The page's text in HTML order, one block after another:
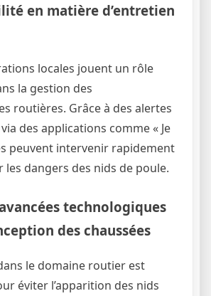
en matière d’entretien
locales jouent un rôle
la gestion des
routières. Grâce à des alertes
des applications comme « Je
peuvent intervenir rapidement
les dangers des nids de poule.
technologiques
des chaussées
le domaine routier est
éviter l’apparition des nids